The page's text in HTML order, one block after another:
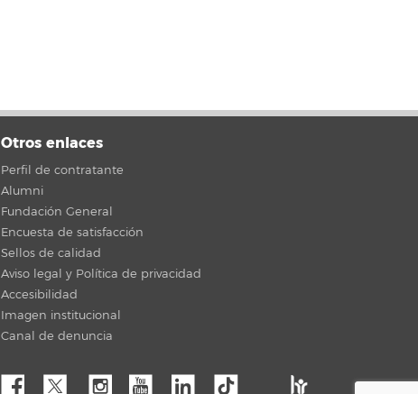
Otros enlaces
Perfil de contratante
Alumni
Fundación General
Encuesta de satisfacción
Sellos de calidad
Aviso legal y Política de privacidad
Accesibilidad
Imagen institucional
Canal de denuncia